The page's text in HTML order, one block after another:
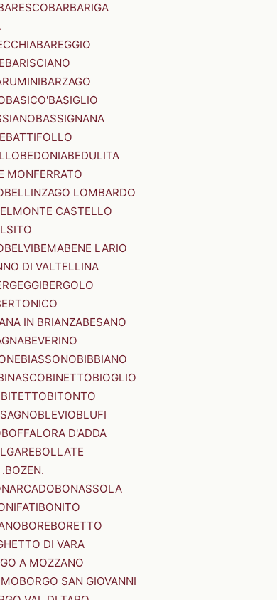
BARBARIGA
BAREGGIO
BARISCIANO
BARZAGO
BASICO'BASIGLIO
BASSIGNANA
BATTIFOLLO
BEDONIABEDULITA
MONFERRATO
BELLINZAGO LOMBARDO
CASTELLO
BELVIBEMABENE LARIO
DI VALTELLINA
BERGOLO
IN BRIANZABESANO
BEVERINO
BIASSONOBIBBIANO
BINETTOBIOGLIO
BITETTOBITONTO
BLEVIOBLUFI
BOFFALORA D'ADDA
BOLLATE
BONASSOLA
BONITO
BOREBORETTO
DI VARA
A MOZZANO
BORGO SAN GIOVANNI